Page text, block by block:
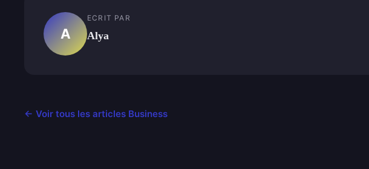
A
ECRIT PAR
Alya
← Voir tous les articles Business